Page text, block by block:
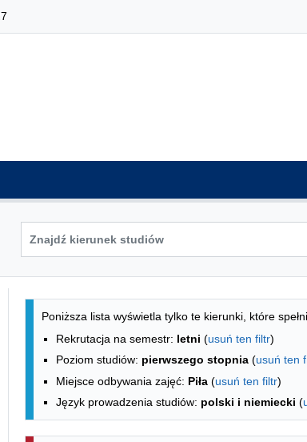
studiów
Lista kierunków - indeks
Poniższa lista wyświetla tylko te kierunki, które
Rekrutacja na semestr: letni (usuń ten filtr)
Poziom studiów: pierwszego stopnia (usuń ten
Miejsce odbywania zajęć: Piła (usuń ten filtr)
Język prowadzenia studiów: polski i niemiecki (